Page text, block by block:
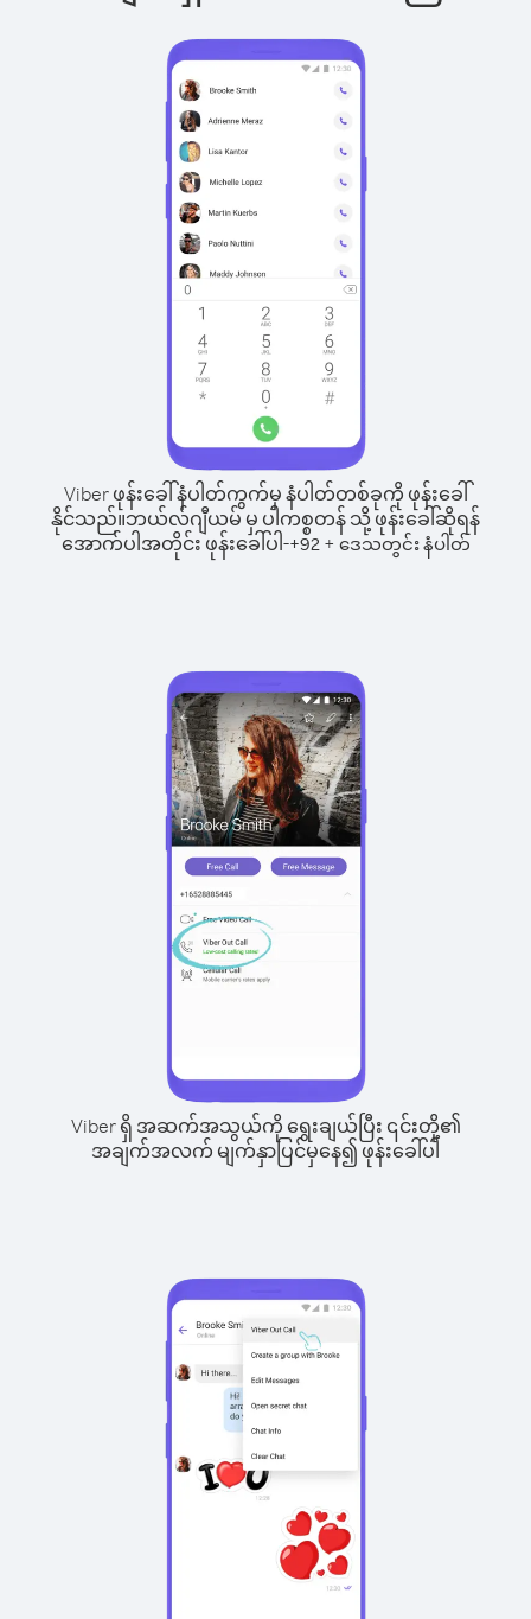
Viber ဖုန်းခေါ်နံပါတ်ကွက်မှ နံပါတ်တစ်ခုကို ဖုန်းခေါ်
နိုင်သည်။ဘယ်လ်ဂျီယမ် မှ ပါကစ္စတန် သို့ ဖုန်းခေါ်ဆိုရန်
အောက်ပါအတိုင်း ဖုန်းခေါ်ပါ-+92+ ဒေသတွင်း နံပါတ်
Viber ရှိ အဆက်အသွယ်ကို ရွေးချယ်ပြီး ၎င်းတို့၏
အချက်အလက် မျက်နှာပြင်မှနေ၍ ဖုန်းခေါ်ပါ